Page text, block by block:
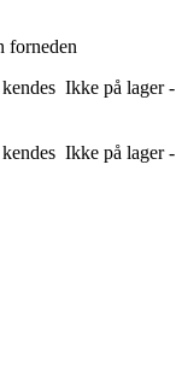
forneden
Ikke på lager -
Ikke på lager -